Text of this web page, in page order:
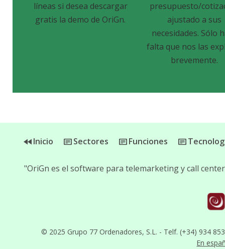
líneas si desea descargar
gratis la demo de OriGn.
presupuesto/
ajustado a sus
necesidades. Sólo
falta que nos las
brevemente.
Inicio Sectores Funciones
© 2025 Grupo 77 Ordenadores, S.L. - Telf. (+34) 934
En
"OriGn es el software para telemarketing y call